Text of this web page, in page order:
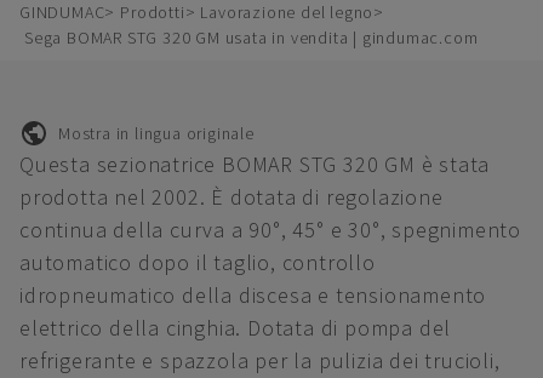
GINDUMAC Prodotti
Lavorazione del legno
Sega BOMAR STG 320 GM usata in vendita | gindumac.com
Mostra in lingua originale
Questa sezionatrice BOMAR STG 320 GM è stata
prodotta nel 2002. È dotata di regolazione
continua della curva a 90°, 45° e 30°, spegnimento
automatico dopo il taglio, controllo
idropneumatico della discesa e tensionamento
elettrico della cinghia. Dotata di pompa del
refrigerante e spazzola per la pulizia dei trucioli,